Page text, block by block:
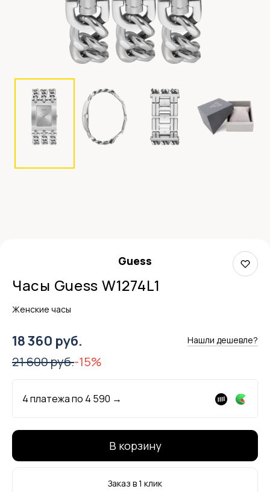
Guess
Часы Guess W1274L1
Женские часы
18 360 руб. Нашли дешевле?
21 600 руб.-15%
4 платежа по 4 590 →
В корзину
Заказ в 1 клик